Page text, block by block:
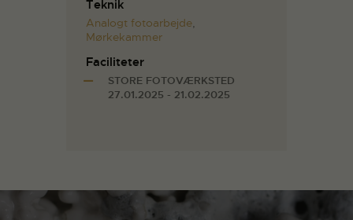
Teknik
Analogt fotoarbejde,
Mørkekammer
Faciliteter
STORE FOTOVÆRKSTED
27.01.2025 - 21.02.2025